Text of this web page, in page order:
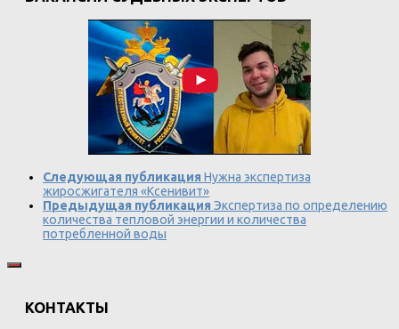
Следующая публикация Нужна экспертиза
жиросжигателя «Ксенивит»
Предыдущая публикация Экспертиза по определению
количества тепловой энергии и количества
потребленной воды
КОНТАКТЫ